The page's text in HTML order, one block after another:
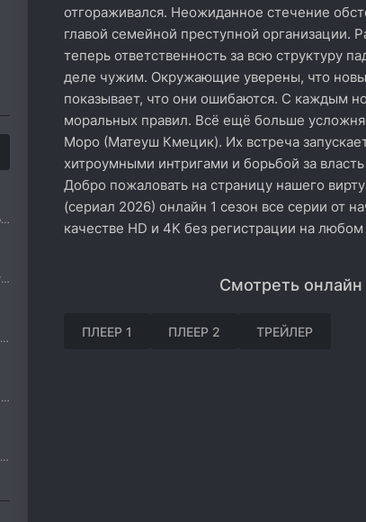
отгораживался. Неожиданное стечение
главой семейной преступной организации.
теперь ответственность за всю структуру
деле чужим. Окружающие уверены, что
показывает, что они ошибаются. С каждым
моральных правил. Всё ещё больше
Моро (Матеуш Кмецик). Их встреча
хитроумными интригами и борьбой за
Добро пожаловать на страницу нашего
(сериал 2026) онлайн 1 сезон все серии от
качестве HD и 4K без регистрации на любом
Смотреть
ПЛЕЕР 1 ПЛЕЕР 2 ТРЕЙЛЕР
Боевики 2026 / Мелодрамы 2026 / Приключения 2026 / Ужасы 2026 / Фантастические 2026 / Зарубежные фильмы 2026 / Американские фильмы / Фильмы 2026
Боевики 2026 / Триллеры 2026 / Фантастические 2026 / Зарубежные фильмы 2026 / Американские фильмы / Фильмы 2026
Боевики 2026 / Драмы 2026 / Комедии 2026 / Приключения 2026 / Фантастические 2026 / Зарубежные фильмы 2026 / Американские фильмы / Фильмы 2026
Боевики 2026 / Детективы 2026 / Драмы 2026 / Криминальные фильмы 2026 / Триллеры 2026 / Зарубежные фильмы 2026 / Американские фильмы / Фильмы 2026
Драмы 2026 / Триллеры 2026 / Зарубежные фильмы 2026 / Американские фильмы / Фильмы 2026